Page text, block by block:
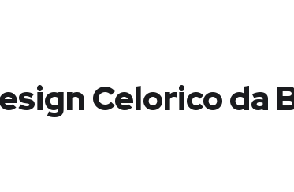
Celorico da